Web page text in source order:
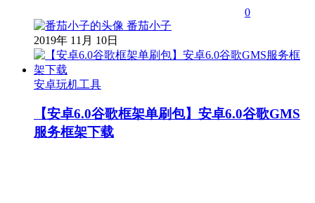
0
番茄小子
2019年 11月 10日
安卓玩机工具
【安卓6.0谷歌框架单刷包】安卓6.0谷歌GMS
服务框架下载